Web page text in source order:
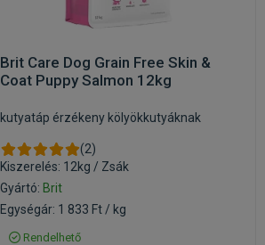
Brit Care Dog Grain Free Skin &
Coat Puppy Salmon 12kg
kutyatáp érzékeny kölyökkutyáknak
(2)
Kiszerelés: 12kg / Zsák
Gyártó: Brit
Egységár: 1 833 Ft / kg
Rendelhető